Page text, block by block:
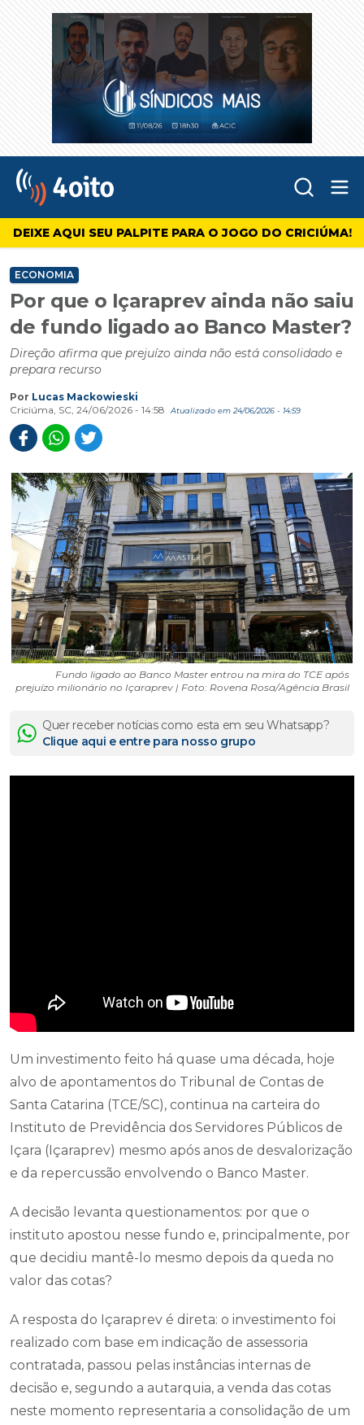
4oito
DEIXE AQUI SEU PALPITE PARA O JOGO DO CRICIÚMA!
ECONOMIA
Por que o Içaraprev ainda não saiu
de fundo ligado ao Banco Master?
Direção afirma que prejuízo ainda não está consolidado e
prepara recurso
Por Lucas Mackowieski
Criciúma, SC, 24/06/2026 - 14:58
Atualizado em 24/06/2026 - 14:59
Fundo ligado ao Banco Master entrou na mira do TCE após
prejuízo milionário no Içaraprev | Foto: Rovena Rosa/Agência Brasil
Quer receber notícias como esta em seu Whatsapp?
Clique aqui e entre para nosso grupo
Um investimento feito há quase uma década, hoje
alvo de apontamentos do Tribunal de Contas de
Santa Catarina (TCE/SC), continua na carteira do
Instituto de Previdência dos Servidores Públicos de
Içara (Içaraprev) mesmo após anos de desvalorização
e da repercussão envolvendo o Banco Master.
A decisão levanta questionamentos: por que o
instituto apostou nesse fundo e, principalmente, por
que decidiu mantê-lo mesmo depois da queda no
valor das cotas?
A resposta do Içaraprev é direta: o investimento foi
realizado com base em indicação de assessoria
contratada, passou pelas instâncias internas de
decisão e, segundo a autarquia, a venda das cotas
neste momento representaria a consolidação de um